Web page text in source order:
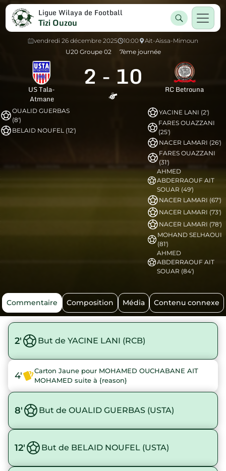
Ligue Wilaya de Football
Tizi Ouzou
vendredi 26 décembre 2025 10:00
Ait-Aissa-Mimoun
U20 Groupe 02
7ème journée
US Tala-
Atmane
2 - 10 RC Betrouna
OUALID GUERBAS
(8')
BELAID NOUFEL (12')
YACINE LANI (2')
FARES OUAZZANI
(25')
NACER LAMARI (26')
FARES OUAZZANI
(31')
AHMED
ABDERRAOUF AIT
SOUAR (49')
NACER LAMARI (67')
NACER LAMARI (73')
NACER LAMARI (78')
MOHAND SELHAOUI
(81')
AHMED
ABDERRAOUF AIT
SOUAR (84')
Commentaire Composition Média Contenu connexe
2' But de YACINE LANI (RCB)
4'
Carton Jaune pour MOHAMED OUCHABANE AIT
MOHAMED suite à {reason}
8' But de OUALID GUERBAS (USTA)
12' But de BELAID NOUFEL (USTA)